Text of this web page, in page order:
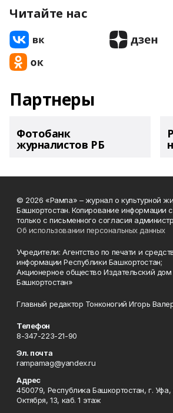
Читайте нас
Партнеры
Фотобанк
журналистов РБ
© 2026 «Рампа» – журнал о культурной
Башкортостан. Копирование информации
только с письменного согласия
Об использовании персональных данных
Учредители: Агентство по печати и
информации Республики Башкортостан;
Акционерное общество Издательский
Башкортостан»
Главный редактор Тонконогий Игорь
Телефон
8-347-223-21-90
Эл. почта
rampamag@yandex.ru
Адрес
450079, Республика Башкортостан, г. Уфа,
Октября, 13, каб. 1 этаж